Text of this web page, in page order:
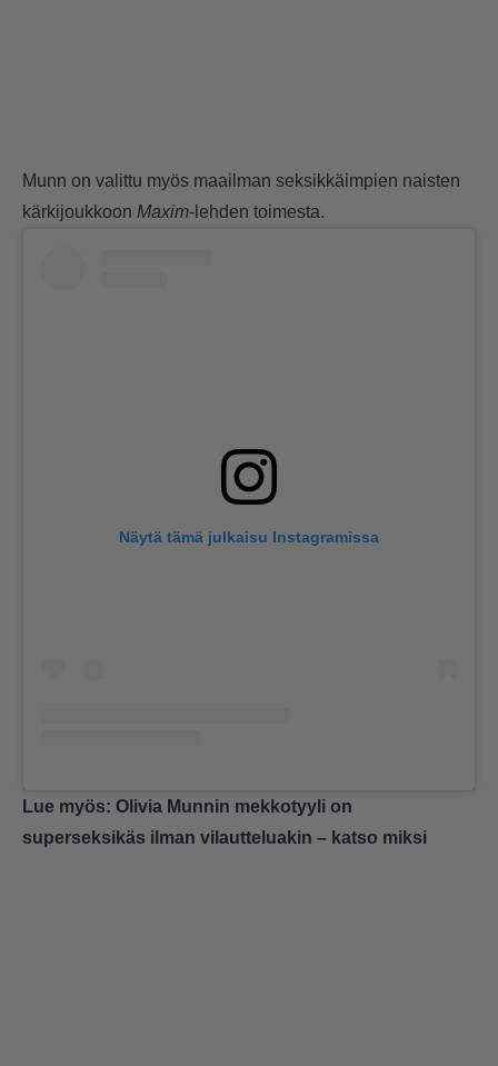
Munn on valittu myös maailman seksikkäimpien naisten
kärkijoukkoon Maxim-lehden toimesta.
Näytä tämä julkaisu Instagramissa
Lue myös: Olivia Munnin mekkotyyli on
superseksikäs ilman vilautteluakin – katso miksi